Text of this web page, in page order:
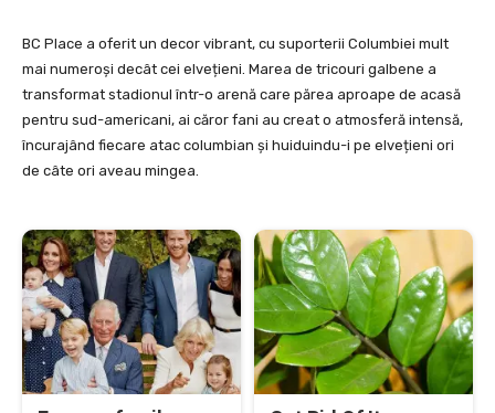
BC Place a oferit un decor vibrant, cu suporterii Columbiei mult
mai numeroși decât cei elvețieni. Marea de tricouri galbene a
transformat stadionul într-o arenă care părea aproape de acasă
pentru sud-americani, ai căror fani au creat o atmosferă intensă,
încurajând fiecare atac columbian și huiduindu-i pe elvețieni ori
de câte ori aveau mingea.